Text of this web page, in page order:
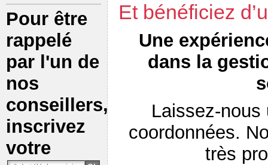
Pour être
rappelé
par l'un de
nos
conseillers,
inscrivez
votre
Et bénéficiez
Une
dans la
Laissez-
coordonnées.
très